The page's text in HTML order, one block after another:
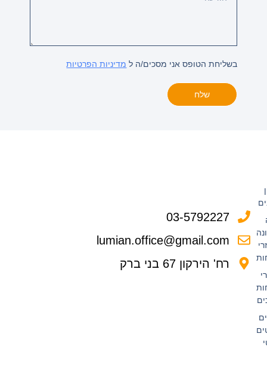
בשליחת הטופס אני מסכים/ה ל מדיניות הפרטיות
שלח
03-5792227
lumian.office@gmail.com
רח' הירקון 67 בני ברק